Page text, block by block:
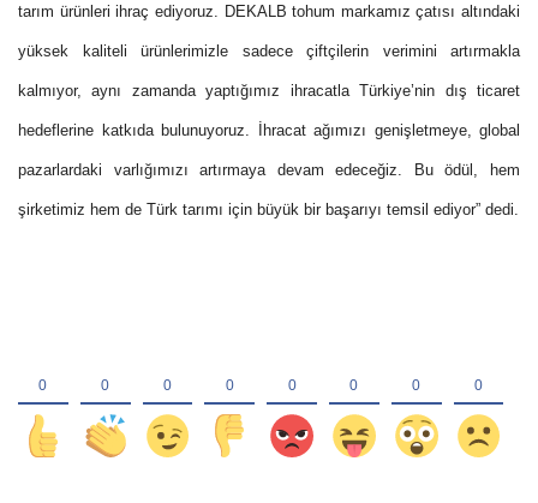
tarım ürünleri ihraç ediyoruz. DEKALB tohum markamız çatısı altındaki
yüksek kaliteli ürünlerimizle sadece çiftçilerin verimini artırmakla
kalmıyor, aynı zamanda yaptığımız ihracatla Türkiye’nin dış ticaret
hedeflerine katkıda bulunuyoruz. İhracat ağımızı genişletmeye, global
pazarlardaki varlığımızı artırmaya devam edeceğiz. Bu ödül, hem
şirketimiz hem de Türk tarımı için büyük bir başarıyı temsil ediyor” dedi.